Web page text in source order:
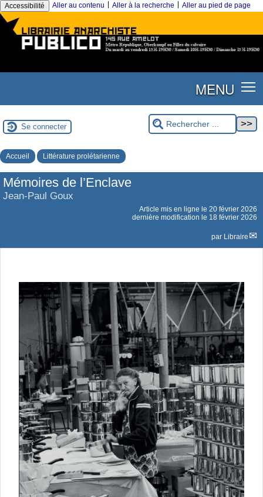
Accessibilité Aller au contenu Aller à la recherche Aller au pied de page
MENU
Se connecter
Accueil Littérature prolétarienne
Mémoires de l’Enclave
Jean-Paul Goux
Article mis en ligne le 20 février 2026
dernière modification le 18 février 2026
par Libraire